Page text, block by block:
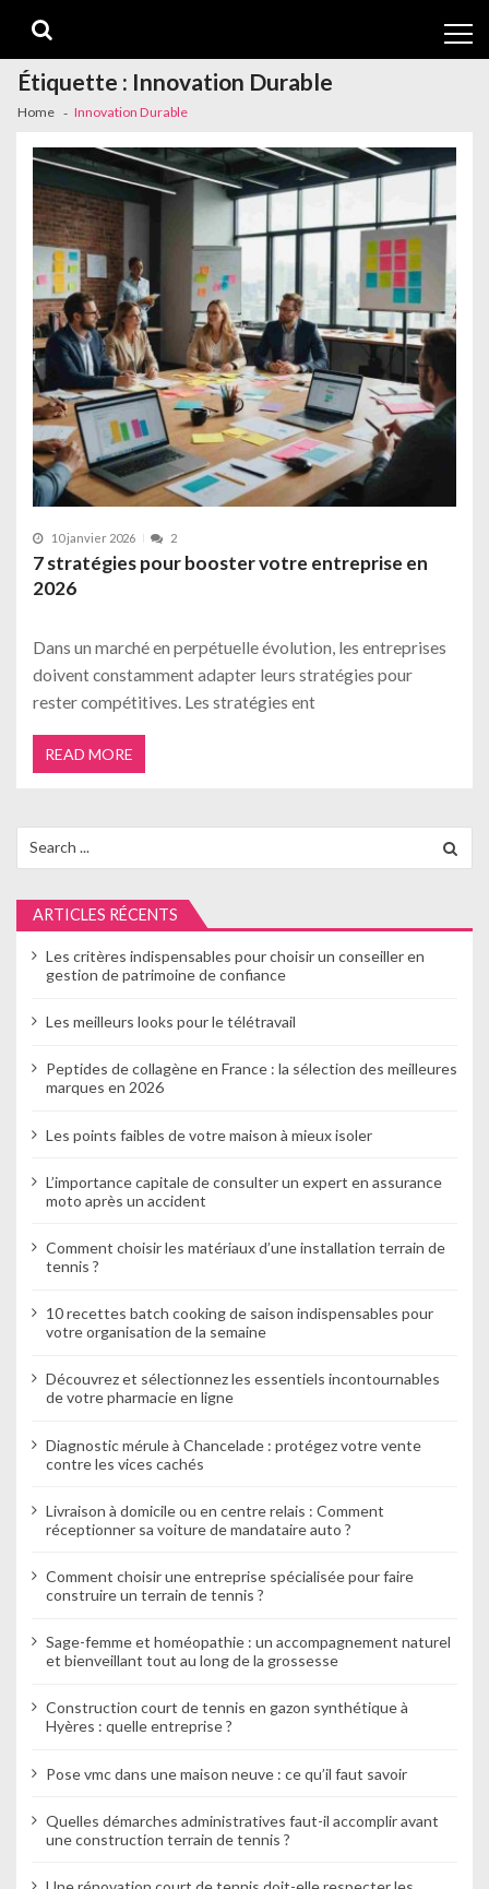
navigation
content
Étiquette : Innovation Durable
Home Innovation Durable
10 janvier 2026 2
7 stratégies pour booster votre entreprise en
2026
Dans un marché en perpétuelle évolution, les entreprises
doivent constamment adapter leurs stratégies pour
rester compétitives. Les stratégies ent
READ MORE
for:
ARTICLES RÉCENTS
Les critères indispensables pour choisir un conseiller en
gestion de patrimoine de confiance
Les meilleurs looks pour le télétravail
Peptides de collagène en France : la sélection des meilleures
marques en 2026
Les points faibles de votre maison à mieux isoler
L’importance capitale de consulter un expert en assurance
moto après un accident
Comment choisir les matériaux d’une installation terrain de
tennis ?
10 recettes batch cooking de saison indispensables pour
votre organisation de la semaine
Découvrez et sélectionnez les essentiels incontournables
de votre pharmacie en ligne
Diagnostic mérule à Chancelade : protégez votre vente
contre les vices cachés
Livraison à domicile ou en centre relais : Comment
réceptionner sa voiture de mandataire auto ?
Comment choisir une entreprise spécialisée pour faire
construire un terrain de tennis ?
Sage-femme et homéopathie : un accompagnement naturel
et bienveillant tout au long de la grossesse
Construction court de tennis en gazon synthétique à
Hyères : quelle entreprise ?
Pose vmc dans une maison neuve : ce qu’il faut savoir
Quelles démarches administratives faut-il accomplir avant
une construction terrain de tennis ?